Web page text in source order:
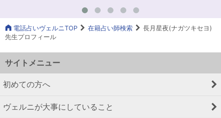
電話占いヴェルニTOP 在籍占い師検索
長月星夜(ナガツキセヨ)
先生プロフィール
サイトメニュー
初めての方へ
ヴェルニが大事にしていること